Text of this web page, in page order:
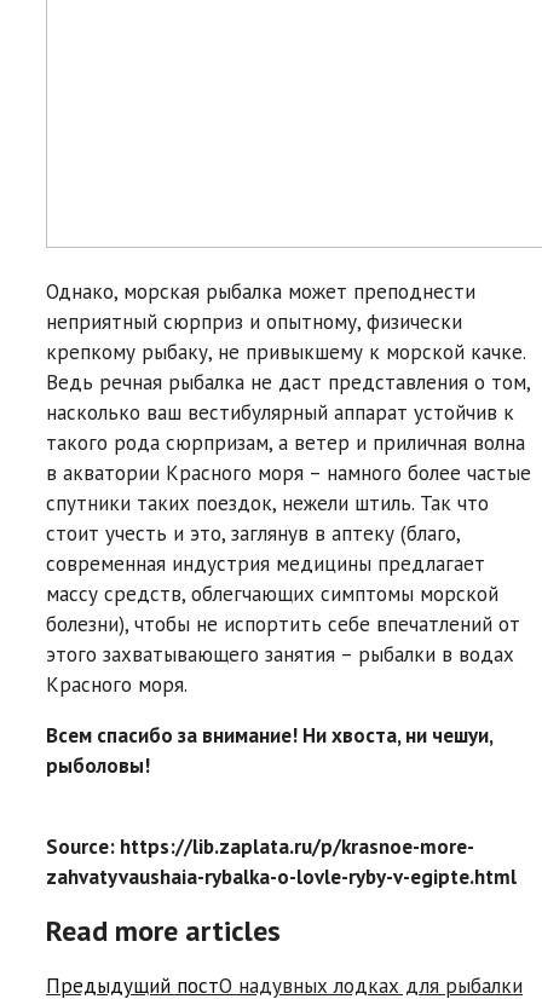
Однако, морская рыбалка может преподнести
неприятный сюрприз и опытному, физически
крепкому рыбаку, не привыкшему к морской качке.
Ведь речная рыбалка не даст представления о том,
насколько ваш вестибулярный аппарат устойчив к
такого рода сюрпризам, а ветер и приличная волна
в акватории Красного моря – намного более частые
спутники таких поездок, нежели штиль. Так что
стоит учесть и это, заглянув в аптеку (благо,
современная индустрия медицины предлагает
массу средств, облегчающих симптомы морской
болезни), чтобы не испортить себе впечатлений от
этого захватывающего занятия – рыбалки в водах
Красного моря.
Всем спасибо за внимание! Ни хвоста, ни чешуи,
рыболовы!
Source: https://lib.zaplata.ru/p/krasnoe-more-
zahvatyvaushaia-rybalka-o-lovle-ryby-v-egipte.html
Read more articles
Предыдущий постО надувных лодках для рыбалки